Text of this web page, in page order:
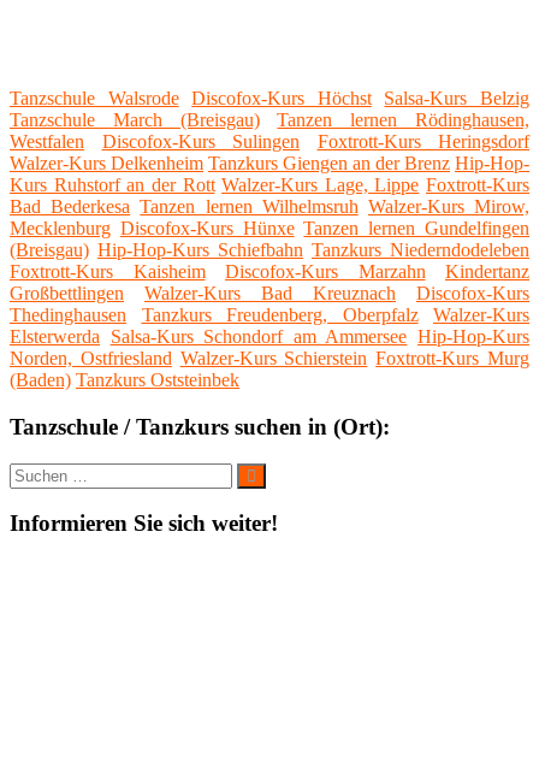
Tanzschule Walsrode Discofox-Kurs Höchst
Salsa-Kurs Belzig
Tanzschule March (Breisgau)
Tanzen lernen Rödinghausen,
Westfalen
Discofox-Kurs Sulingen
Foxtrott-Kurs Heringsdorf
Walzer-Kurs Delkenheim Tanzkurs Giengen an der Brenz Hip-Hop-
Kurs Ruhstorf an der Rott Walzer-Kurs Lage, Lippe Foxtrott-Kurs
Bad Bederkesa Tanzen lernen Wilhelmsruh Walzer-Kurs Mirow,
Mecklenburg Discofox-Kurs Hünxe Tanzen lernen Gundelfingen
(Breisgau) Hip-Hop-Kurs Schiefbahn Tanzkurs Niederndodeleben
Foxtrott-Kurs Kaisheim
Discofox-Kurs Marzahn
Kindertanz
Großbettlingen
Walzer-Kurs Bad Kreuznach
Discofox-Kurs
Thedinghausen
Tanzkurs Freudenberg, Oberpfalz
Walzer-Kurs
Elsterwerda
Salsa-Kurs Schondorf am Ammersee Hip-Hop-Kurs
Norden, Ostfriesland Walzer-Kurs Schierstein Foxtrott-Kurs Murg
(Baden) Tanzkurs Oststeinbek
Tanzschule / Tanzkurs suchen in (Ort):
Suche
nach:
Suchen
Informieren Sie sich weiter!